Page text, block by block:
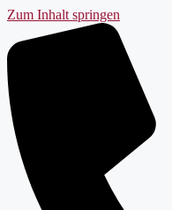
Zum Inhalt springen